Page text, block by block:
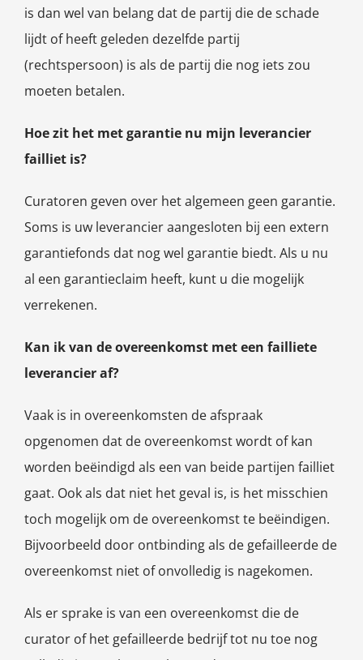
is dan wel van belang dat de partij die de schade
lijdt of heeft geleden dezelfde partij
(rechtspersoon) is als de partij die nog iets zou
moeten betalen.
Hoe zit het met garantie nu mijn leverancier
failliet is?
Curatoren geven over het algemeen geen garantie.
Soms is uw leverancier aangesloten bij een extern
garantiefonds dat nog wel garantie biedt. Als u nu
al een garantieclaim heeft, kunt u die mogelijk
verrekenen.
Kan ik van de overeenkomst met een failliete
leverancier af?
Vaak is in overeenkomsten de afspraak
opgenomen dat de overeenkomst wordt of kan
worden beëindigd als een van beide partijen failliet
gaat. Ook als dat niet het geval is, is het misschien
toch mogelijk om de overeenkomst te beëindigen.
Bijvoorbeeld door ontbinding als de gefailleerde de
overeenkomst niet of onvolledig is nagekomen.
Als er sprake is van een overeenkomst die de
curator of het gefailleerde bedrijf tot nu toe nog